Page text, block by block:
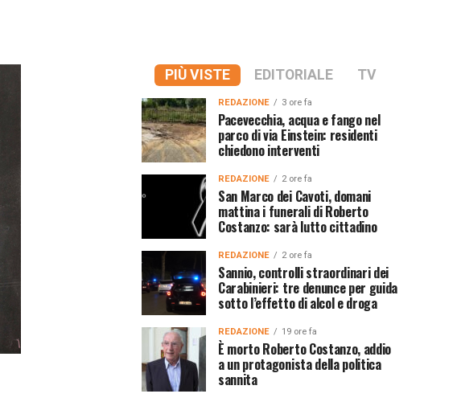
PIÙ VISTE EDITORIALE TV
REDAZIONE 3 ore fa
Pacevecchia, acqua e fango nel
parco di via Einstein: residenti
chiedono interventi
REDAZIONE 2 ore fa
San Marco dei Cavoti, domani
mattina i funerali di Roberto
Costanzo: sarà lutto cittadino
REDAZIONE 2 ore fa
Sannio, controlli straordinari dei
Carabinieri: tre denunce per guida
sotto l’effetto di alcol e droga
REDAZIONE 19 ore fa
È morto Roberto Costanzo, addio
a un protagonista della politica
sannita